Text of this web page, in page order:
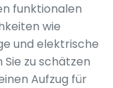
funktionalen
wie
und elektrische
zu schätzen
Aufzug für